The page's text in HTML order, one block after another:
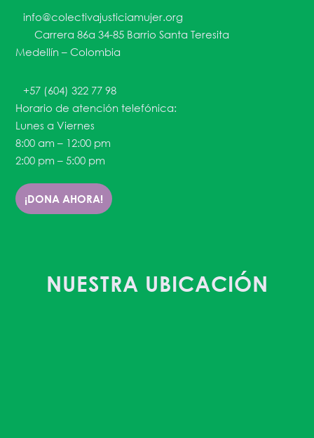
info@colectivajusticiamujer.org
Carrera 86a 34-85 Barrio Santa Teresita
Medellín – Colombia
+57 (604) 322 77 98
Horario de atención telefónica:
Lunes a Viernes
8:00 am – 12:00 pm
2:00 pm – 5:00 pm
¡DONA AHORA!
NUESTRA UBICACIÓN